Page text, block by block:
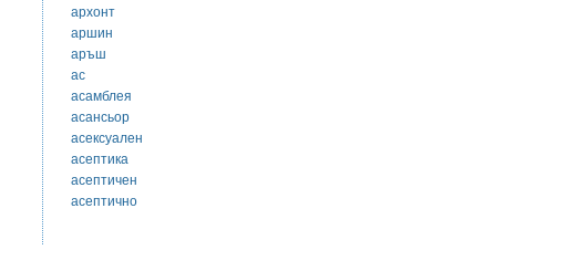
архонт
аршин
аръш
ас
асамблея
асансьор
асексуален
асептика
асептичен
асептично